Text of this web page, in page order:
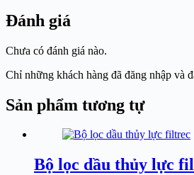
Đánh giá
Chưa có đánh giá nào.
Chỉ những khách hàng đã đăng nhập và
Sản phẩm tương tự
Bộ lọc dầu thủy lực